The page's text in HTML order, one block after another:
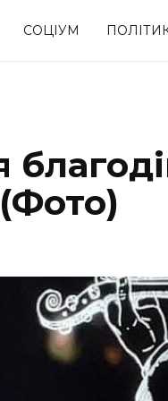
СОЦІУМ
Спорт